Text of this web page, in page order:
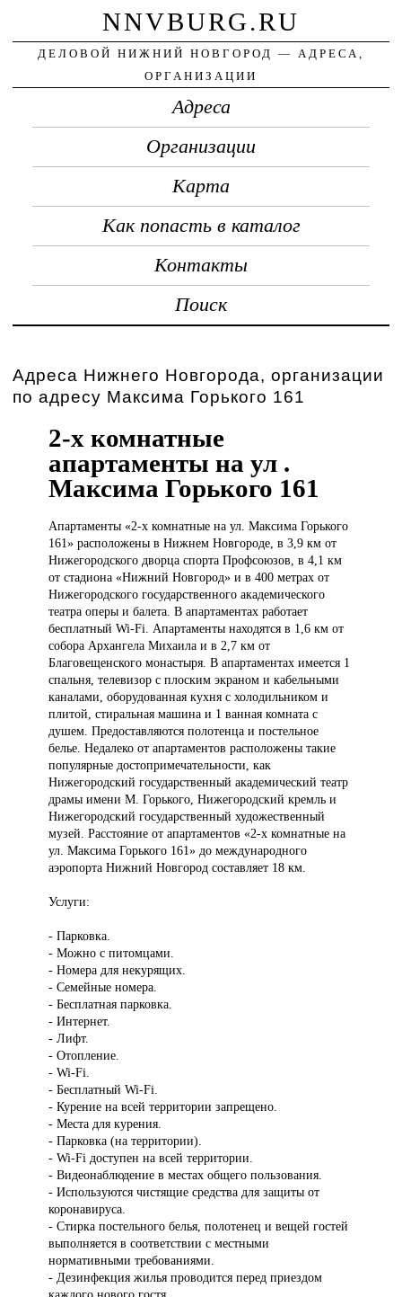
NNVBURG.RU
ДЕЛОВОЙ НИЖНИЙ НОВГОРОД — АДРЕСА,
ОРГАНИЗАЦИИ
Адреса
Организации
Карта
Как попасть в каталог
Контакты
Поиск
Адреса Нижнего Новгорода, организации
по адресу Максима Горького 161
2-х комнатные
апартаменты на ул .
Максима Горького 161
Апартаменты «2-хкомнатные на ул. Максима Горького
161» расположены в Нижнем Новгороде, в 3,9 км от
Нижегородского дворца спорта Профсоюзов, в 4,1 км
от стадиона «Нижний Новгород» и в 400 метрах от
Нижегородского государственного академического
театра оперы и балета. В апартаментах работает
бесплатный Wi-Fi. Апартаменты находятся в 1,6 км от
собора Архангела Михаила и в 2,7 км от
Благовещенского монастыря. В апартаментах имеется 1
спальня, телевизор с плоским экраном и кабельными
каналами, оборудованная кухня с холодильником и
плитой, стиральная машина и 1 ванная комната с
душем. Предоставляются полотенца и постельное
белье. Недалеко от апартаментов расположены такие
популярные достопримечательности, как
Нижегородский государственный академический театр
драмы имени М. Горького, Нижегородский кремль и
Нижегородский государственный художественный
музей. Расстояние от апартаментов «2-х комнатные на
ул. Максима Горького 161» до международного
аэропорта Нижний Новгород составляет 18 км.
Услуги:
- Парковка.
- Можно с питомцами.
- Номера для некурящих.
- Семейные номера.
- Бесплатная парковка.
- Интернет.
- Лифт.
- Отопление.
- Wi-Fi.
- Бесплатный Wi-Fi.
- Курение на всей территории запрещено.
- Места для курения.
- Парковка (на территории).
- Wi-Fi доступен на всей территории.
- Видеонаблюдение в местах общего пользования.
- Используются чистящие средства для защиты от
коронавируса.
- Стирка постельного белья, полотенец и вещей гостей
выполняется в соответствии с местными
нормативными требованиями.
- Дезинфекция жилья проводится перед приездом